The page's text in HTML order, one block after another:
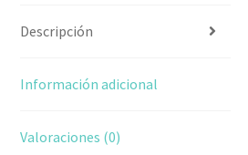
Descripción
Información adicional
Valoraciones (0)